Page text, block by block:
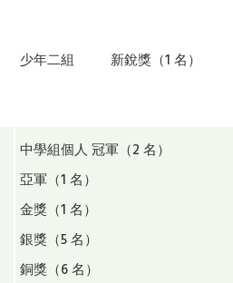
少年二組 新銳獎（1 名）
中學組個人 冠軍（2 名）
亞軍（1 名）
金獎（1 名）
銀獎（5 名）
銅獎（6 名）